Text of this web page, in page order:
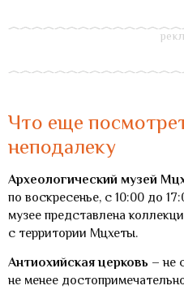
Что еще
неподалеку
Археологический музей
по воскресенье, с 10:00 до
музее представлена
с территории Мцхеты.
Антиохийская церковь – не
не менее